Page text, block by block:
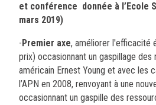
et conférence donnée à l’Ecole
mars 2019)
-Premier axe, améliorer l'efficacité
prix) occasionnant un gaspillage
américain Ernest Young et avec les
l’APN en 2008, renvoyant à une
occasionnant un gaspille des